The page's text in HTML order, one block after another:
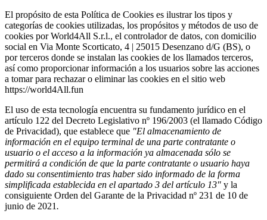
El propósito de esta Política de Cookies es ilustrar los tipos y
categorías de cookies utilizadas, los propósitos y métodos de uso de
cookies por World4All S.r.l., el controlador de datos, con domicilio
social en Via Monte Scorticato, 4 | 25015 Desenzano d/G (BS), o
por terceros donde se instalan las cookies de los llamados terceros,
así como proporcionar información a los usuarios sobre las acciones
a tomar para rechazar o eliminar las cookies en el sitio web
https://world4All.fun
El uso de esta tecnología encuentra su fundamento jurídico en el
artículo 122 del Decreto Legislativo nº 196/2003 (el llamado Código
de Privacidad), que establece que "El almacenamiento de
información en el equipo terminal de una parte contratante o
usuario o el acceso a la información ya almacenada sólo se
permitirá a condición de que la parte contratante o usuario haya
dado su consentimiento tras haber sido informado de la forma
simplificada establecida en el apartado 3 del artículo 13" y la
consiguiente Orden del Garante de la Privacidad nº 231 de 10 de
junio de 2021.